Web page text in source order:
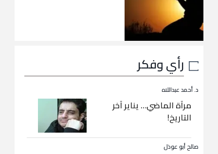
رأي وفكر
د. أحمد عبداللاه
مرآة الماضي… يناير آخر
التاريخ!
صالح أبو عوذل